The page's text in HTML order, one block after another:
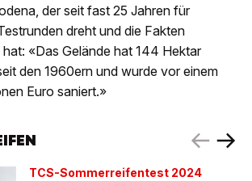
der seit fast 25 Jahren für
dreht und die Fakten
«Das Gelände hat 144 Hektar
den 1960ern und wurde vor einem
Euro saniert.»
TCS-Sommerreifentest 2024